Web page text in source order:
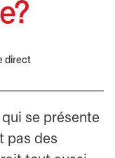
direct
qui se présente
pas des